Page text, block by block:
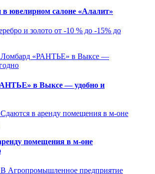
ювелирном салоне «Алалит»
и золото от -10 % до -15% до
в Выксе — удобно и
помещения в м-оне